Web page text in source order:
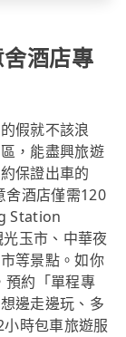
酒店專
假就不該浪
，能盡興旅遊
保證出車的
酒店僅需120
Station
玉市、中華夜
等景點。如你
預約「單程專
邊走邊玩、多
時包車旅遊服